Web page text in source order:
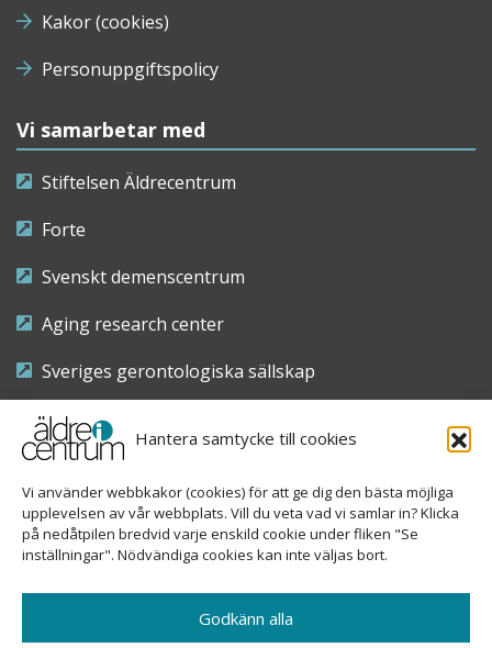
Hantera samtycke till cookies
Vi använder webbkakor (cookies) för att ge dig den bästa möjliga
upplevelsen av vår webbplats. Vill du veta vad vi samlar in? Klicka
på nedåtpilen bredvid varje enskild cookie under fliken "Se
inställningar". Nödvändiga cookies kan inte väljas bort.
Godkänn alla
Kakor (cookies)
Personuppgiftspolicy
Vi samarbetar med
Stiftelsen Äldrecentrum
Forte
Svenskt demenscentrum
Aging research center
Sveriges gerontologiska sällskap
Riksföreningen för sjuksköterskor inom äldre- och
demensvård
Nationellt kompetenscentrum anhöriga
Sveavägen 155, 113 46 Stockholm